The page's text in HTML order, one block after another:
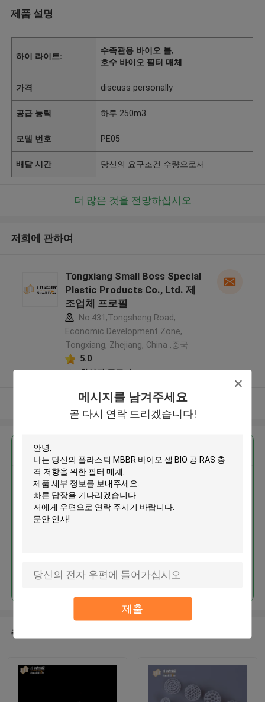
메시지를 남겨주세요
곧 다시 연락 드리겠습니다!
제출
제품 설명
하이 라이트:
수족관용 바이오 볼,
호수 바이오 필터 매체
가격 discuss personally
공급 능력 하루 250m3
모델 번호 PE05
배달 시간 당신의 요구조건 수량으로서
더 많은 것을 전망하십시오
저희에 관하여
Tongxiang Small Boss Special
Plastic Products Co., Ltd. 제
조업체 프로필
No.431,Tongsheng Road,
Economic Development Zone,
Tongxiang, Zhejiang, China ,중국
5.0
확인된 공급자
더 많은 것을 전망하십시오
플라스틱 MBBR 바이오 셀 BIO 공
RAS 충격 저항을 위한 필터 매체
계속하다
추천된 제품